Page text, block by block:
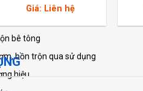
Giá: Liên hệ
bê tông
bê tông
bồn trộn qua sử dụng
hiệu